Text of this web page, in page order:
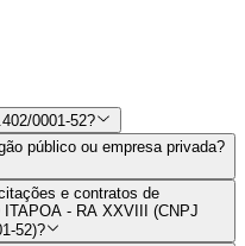
0001-52?
público ou empresa privada?
e contratos de
- RA XXVIII (CNPJ
52)?